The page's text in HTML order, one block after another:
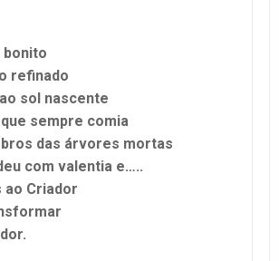
bonito
refinado
sol nascente
sempre comia
das árvores mortas
com valentia e…..
ao Criador